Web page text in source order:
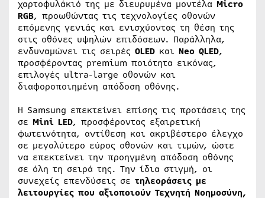
χαρτοφυλάκιό της με διευρυμένα μοντέλα Micro
RGB, προωθώντας τις τεχνολογίες οθονών
επόμενης γενιάς και ενισχύοντας τη θέση της
στις οθόνες υψηλών επιδόσεων. Παράλληλα,
ενδυναμώνει τις σειρές OLED και Neo QLED,
προσφέροντας premium ποιότητα εικόνας,
επιλογές ultra-large oθονών και
διαφοροποιημένη απόδοση οθόνης.
Η Samsung επεκτείνει επίσης τις προτάσεις της
σε Mini LED, προσφέροντας εξαιρετική
φωτεινότητα, αντίθεση και ακριβέστερο έλεγχο
σε μεγαλύτερο εύρος οθονών και τιμών, ώστε
να επεκτείνει την προηγμένη απόδοση οθόνης
σε όλη τη σειρά της. Την ίδια στιγμή, οι
συνεχείς επενδύσεις σε τηλεοράσεις με
λειτουργίες που αξιοποιούν Τεχνητή Νοημοσύνη,